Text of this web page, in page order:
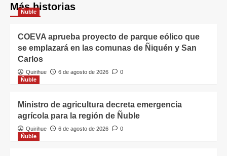
Más historias
Ñuble
COEVA aprueba proyecto de parque eólico que
se emplazará en las comunas de Ñiquén y San
Carlos
Quirihue 6 de agosto de 2026
0
Ñuble
Ministro de agricultura decreta emergencia
agrícola para la región de Ñuble
Quirihue 6 de agosto de 2026
0
Ñuble